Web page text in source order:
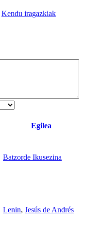
Kendu iragazkiak
Egilea
Batzorde Ikusezina
Lenin, Jesús de Andrés